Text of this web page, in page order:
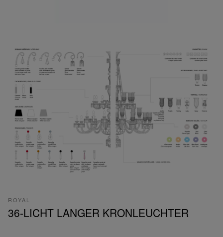
ROYAL
36-LICHT LANGER KRONLEUCHTER